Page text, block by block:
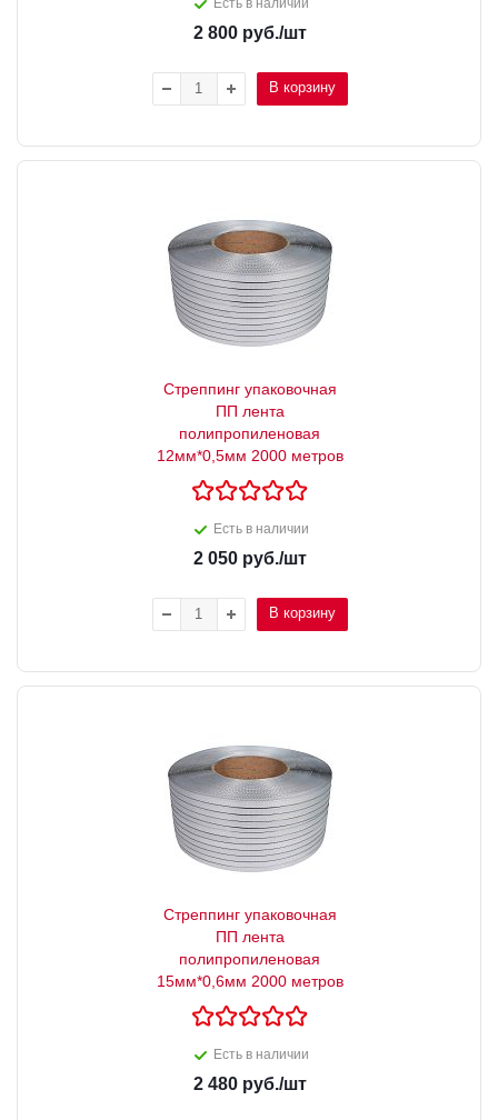
Есть в наличии
2 800руб./шт
В корзину
Стреппинг упаковочная
ПП лента
полипропиленовая
12мм*0,5мм 2000 метров
Есть в наличии
2 050руб./шт
В корзину
Стреппинг упаковочная
ПП лента
полипропиленовая
15мм*0,6мм 2000 метров
Есть в наличии
2 480руб./шт